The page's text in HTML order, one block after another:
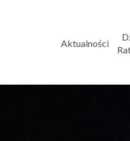
Aktualności